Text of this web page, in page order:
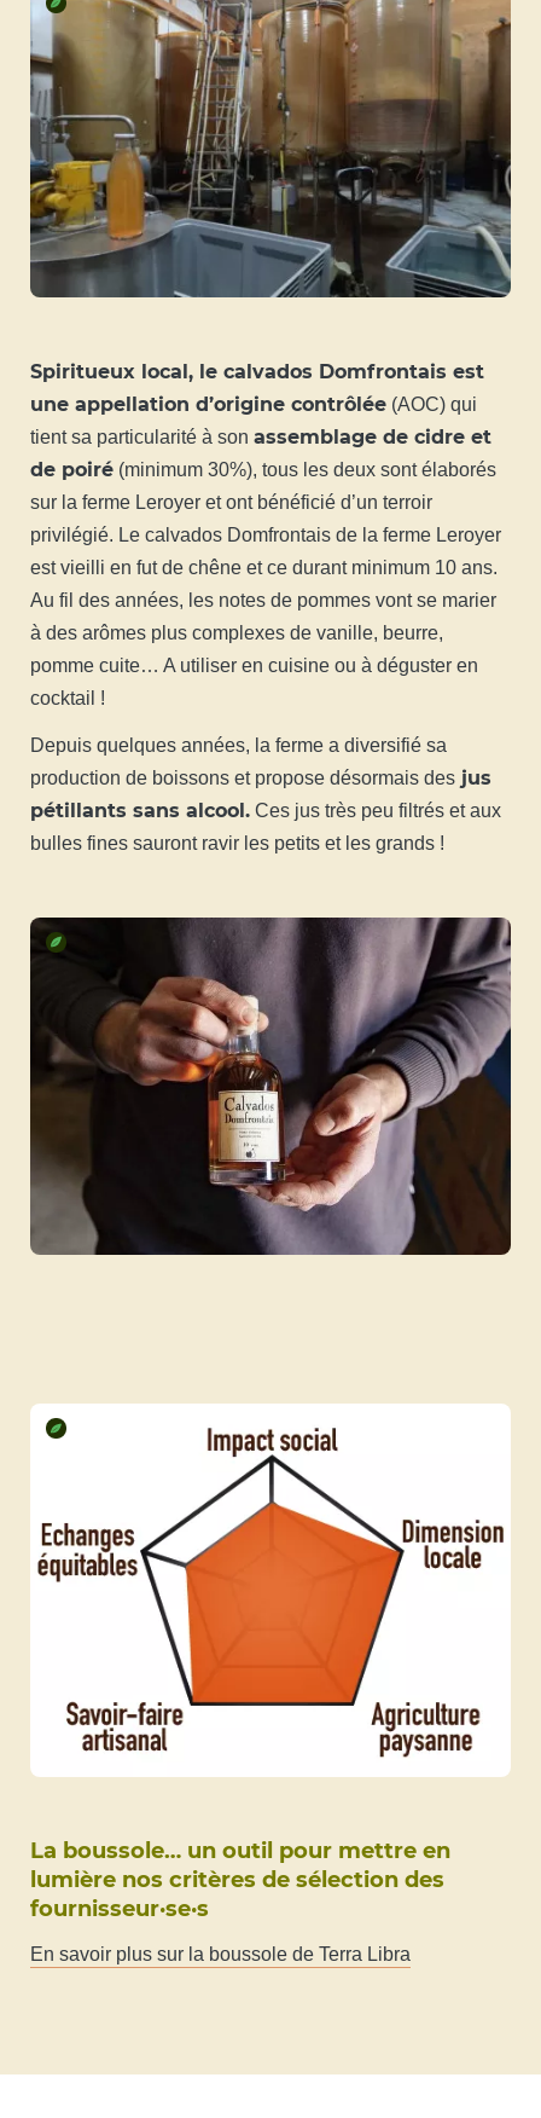
Spiritueux local, le calvados Domfrontais est
une appellation d’origine contrôlée (AOC) qui
tient sa particularité à son assemblage de cidre et
de poiré (minimum 30%), tous les deux sont élaborés
sur la ferme Leroyer et ont bénéficié d’un terroir
privilégié. Le calvados Domfrontais de la ferme Leroyer
est vieilli en fut de chêne et ce durant minimum 10 ans.
Au fil des années, les notes de pommes vont se marier
à des arômes plus complexes de vanille, beurre,
pomme cuite… A utiliser en cuisine ou à déguster en
cocktail !
Depuis quelques années, la ferme a diversifié sa
production de boissons et propose désormais des jus
pétillants sans alcool. Ces jus très peu filtrés et aux
bulles fines sauront ravir les petits et les grands !
La boussole… un outil pour mettre en
lumière nos critères de sélection des
fournisseur·se·s
En savoir plus sur la boussole de Terra Libra